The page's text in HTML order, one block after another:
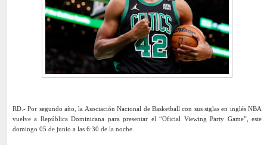
RD.- Por segundo año, la Asociación Nacional de Basketball con sus siglas en inglés NBA
vuelve a República Dominicana para presentar el “Oficial Viewing Party Game”, este
domingo 05 de junio a las 6:30 de la noche.